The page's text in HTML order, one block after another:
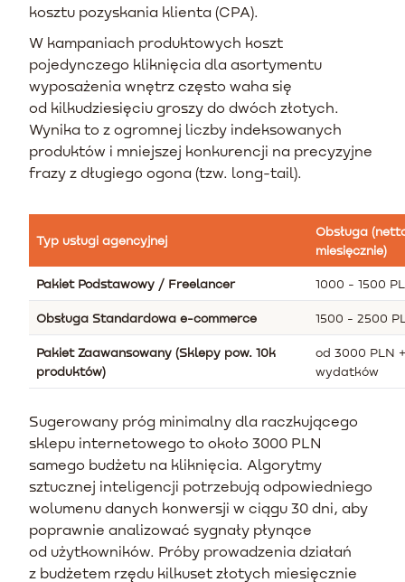
kosztu pozyskania klienta (CPA).
W kampaniach produktowych koszt
pojedynczego kliknięcia dla asortymentu
wyposażenia wnętrz często waha się
od kilkudziesięciu groszy do dwóch złotych.
Wynika to z ogromnej liczby indeksowanych
produktów i mniejszej konkurencji na precyzyjne
frazy z długiego ogona (tzw. long-tail).
Typ usługi agencyjnej
Obsługa
miesięcznie)
Pakiet Podstawowy / Freelancer 1000 - 1500
Obsługa Standardowa e-commerce 1500 - 2500
Pakiet Zaawansowany (Sklepy pow. 10k
produktów)
od 3000 PLN
wydatków
Sugerowany próg minimalny dla raczkującego
sklepu internetowego to około 3000 PLN
samego budżetu na kliknięcia. Algorytmy
sztucznej inteligencji potrzebują odpowiedniego
wolumenu danych konwersji w ciągu 30 dni, aby
poprawnie analizować sygnały płynące
od użytkowników. Próby prowadzenia działań
z budżetem rzędu kilkuset złotych miesięcznie